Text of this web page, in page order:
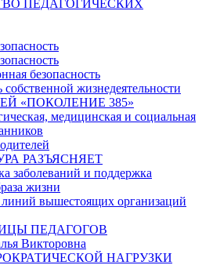
ПЕДАГОГИЧЕСКИХ
безопасность
собственной жизнедеятельности
«ПОКОЛЕНИЕ 385»
медицинская и социальная
РАЗЪЯСНЯЕТ
заболеваний и поддержка
жизни
вышестоящих организаций
ПЕДАГОГОВ
Викторовна
НАГРУЗКИ